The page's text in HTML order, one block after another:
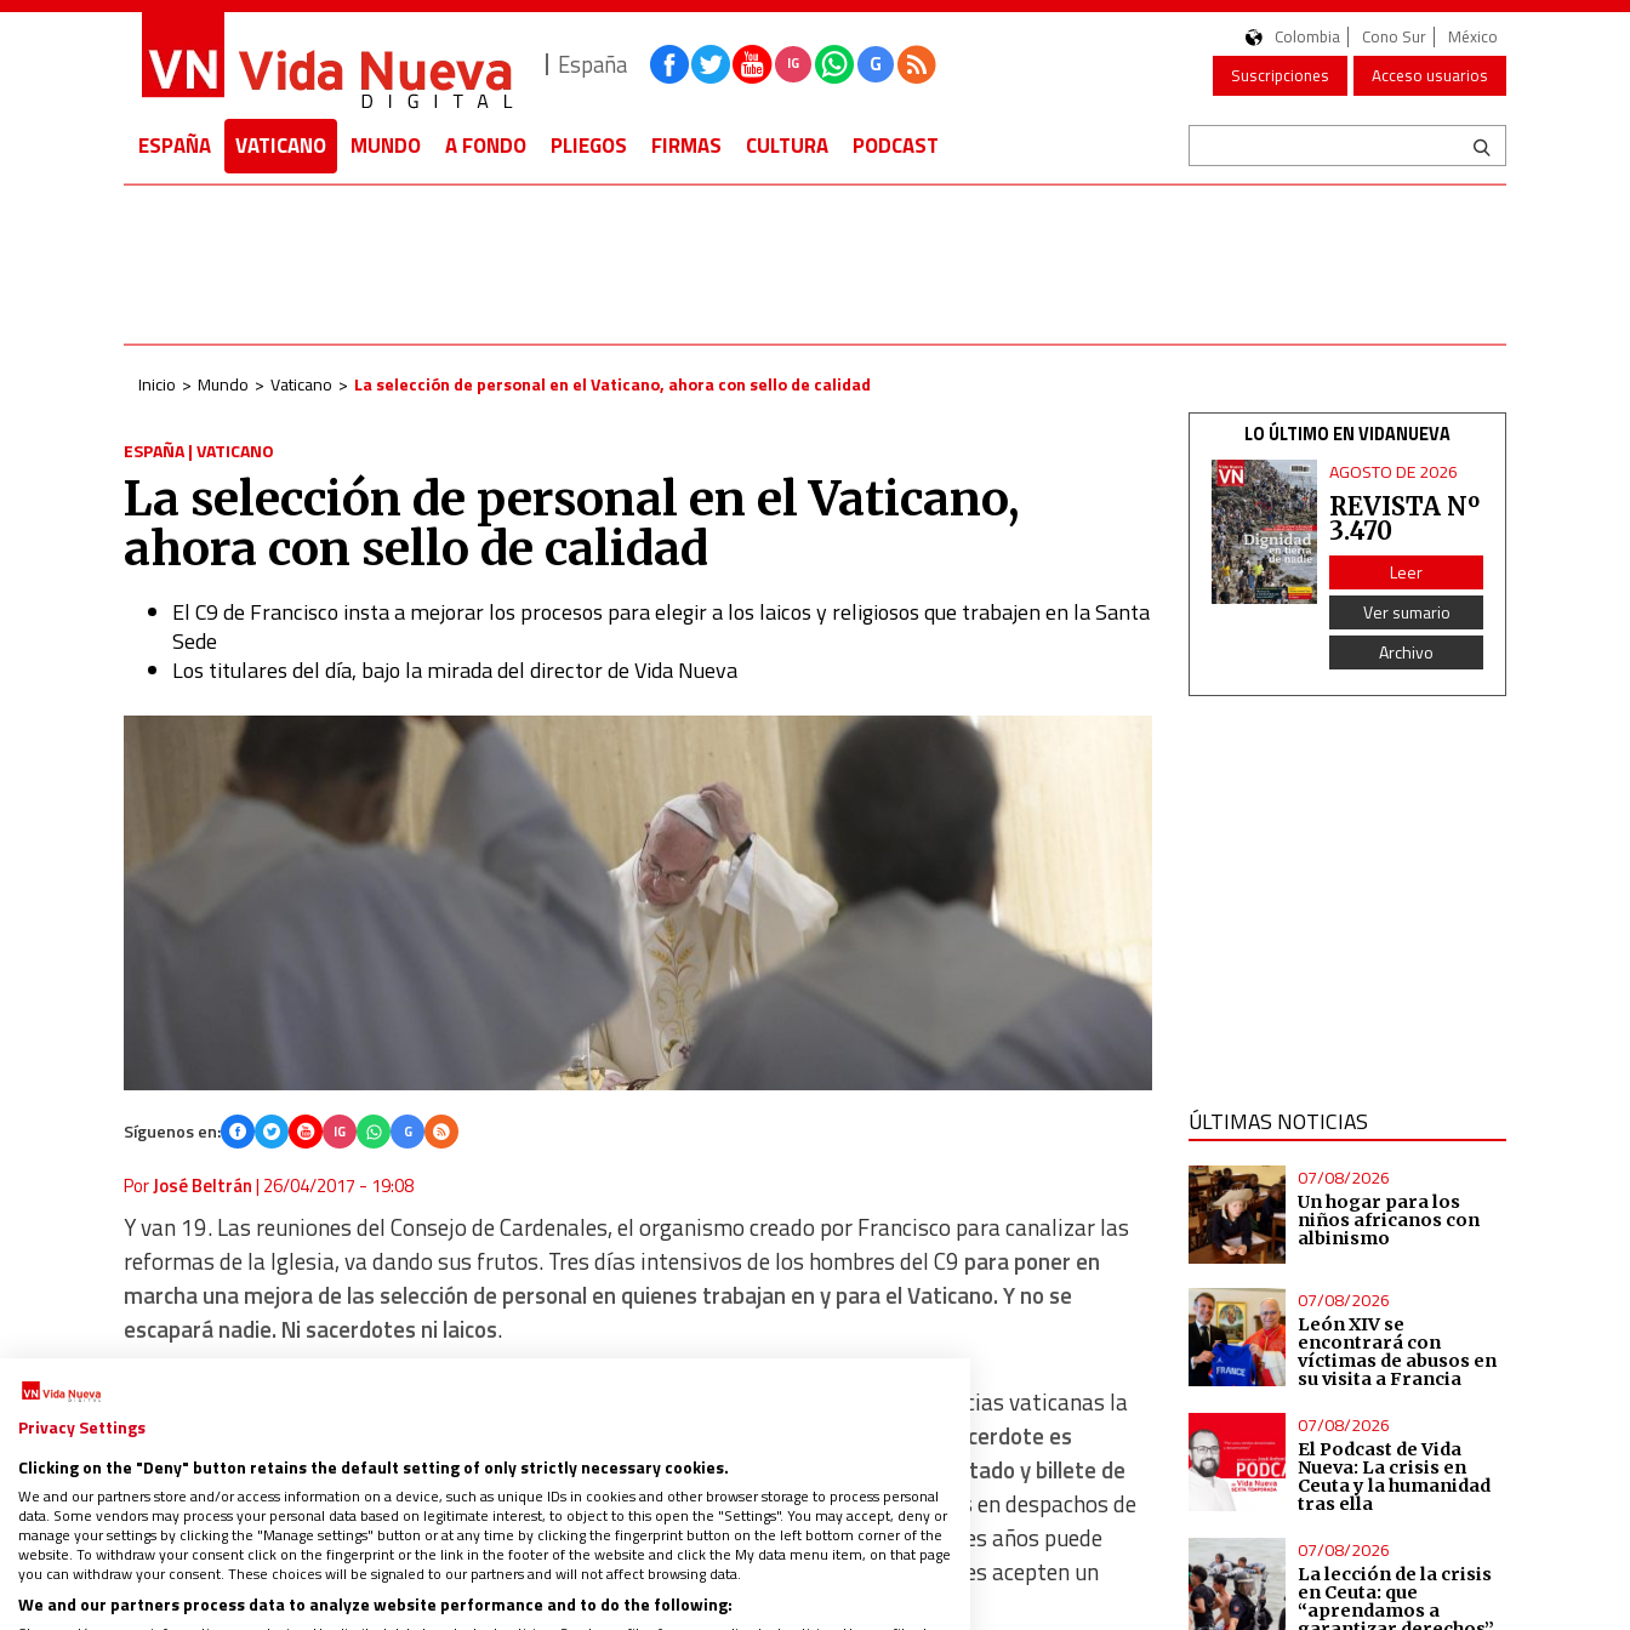
España IG G
Colombia Cono Sur
México
Suscripciones
Acceso usuarios
ESPAÑA VATICANO MUNDO A FONDO PLIEGOS FIRMAS CULTURA PODCAST
Inicio Mundo Vaticano La selección de personal en el Vaticano, ahora con sello de calidad
ESPAÑA|VATICANO
La selección de personal en el Vaticano,
ahora con sello de calidad
El C9 de Francisco insta a mejorar los procesos para elegir a los laicos y religiosos que trabajen en la Santa
Sede
Los titulares del día, bajo la mirada del director de Vida Nueva
Síguenos en: IG G
PorJosé Beltrán| 26/04/2017 - 19:08
Y van 19. Las reuniones del Consejo de Cardenales, el organismo creado por Francisco para canalizar las
reformas de la Iglesia, va dando sus frutos. Tres días intensivos de los hombres del C9 para poner en
marcha una mejora de las selección de personal en quienes trabajan en y para el Vaticano. Y no se
escapará nadie. Ni sacerdotes ni laicos.
En más de una ocasión me han comentado que el Papa quiere trasladar a las dependencias vaticanas la
fórmula de la vida religiosa. Contratos a tiempo definido. O lo que es lo mismo,
si un sacerdote es
llamado por la Santa Sede para cumplir una tarea determinada, lo hará con tiempo limitado y billete de
vuelta. Así busca evitar el carrerismo y la tentación que convertir las oficinas vaticanas en despachos de
elefantes. Al igual que un religioso un día es director de un colegio en Valencia y a los tres años puede
convertirse en auxiliar de aula en Calatayud, esa misma apertura se esperaría de quienes acepten un
puesto de trabajo en la Santa Sede. Habrá que ver cómo se concreta.
LO ÚLTIMO EN VIDANUEVA
AGOSTO DE 2026
REVISTA Nº
3.470
Leer
Ver sumario
Archivo
ÚLTIMAS NOTICIAS
07/08/2026
Un hogar para los
niños africanos con
albinismo
07/08/2026
León XIV se
encontrará con
víctimas de abusos en
su visita a Francia
07/08/2026
El Podcast de Vida
Nueva: La crisis en
Ceuta y la humanidad
tras ella
07/08/2026
La lección de la crisis
en Ceuta: que
“aprendamos a
Privacy Settings
Clicking on the "Deny" button retains the default setting of only strictly necessary cookies.
We and our partners store and/or access information on a device, such as unique IDs in cookies and other browser storage to process personal
data. Some vendors may process your personal data based on legitimate interest, to object to this open the "Settings". You may accept, deny or
manage your settings by clicking the "Manage settings" button or at any time by clicking the fingerprint button on the left bottom corner of the
website. To withdraw your consent click on the fingerprint or the link in the footer of the website and click the My data menu item, on that page
you can withdraw your consent. These choices will be signaled to our partners and will not affect browsing data.
We and our partners process data to analyze website performance and to do the following: